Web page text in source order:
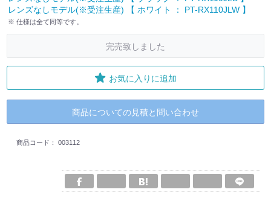
レンズなしモデル(※受注生産) 【 ホワイト ： PT-RX110JLW 】
※ 仕様は全て同等です。
完売致しました
お気に入りに追加
商品についての見積と問い合わせ
商品コード： 003112